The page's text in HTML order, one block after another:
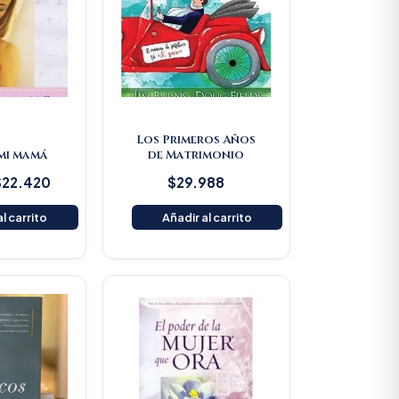
mamá
22.420
carrito
Los Primeros Años
de Matrimonio
$29.988
Añadir al carrito
price
was:
$80.500.
Current